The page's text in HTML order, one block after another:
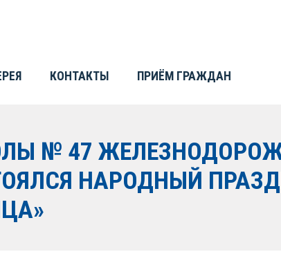
КОНТАКТЫ ПРИЁМ ГРАЖДАН
№ 47
НАРОДНЫЙ